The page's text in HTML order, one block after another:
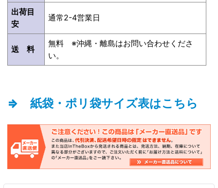
出荷目
安
通常2-4営業日
送 料
無料 ※沖縄・離島はお問い合わせくださ
い。
⇒ 紙袋・ポリ袋サイズ表はこちら